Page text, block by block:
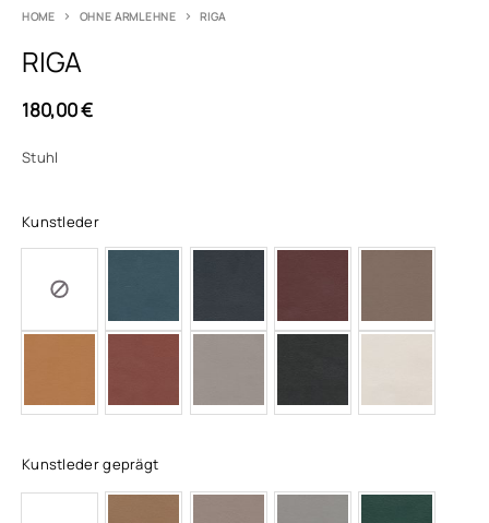
HOME OHNE ARMLEHNE RIGA
RIGA
180,00€
Stuhl
Kunstleder
Kunstleder geprägt